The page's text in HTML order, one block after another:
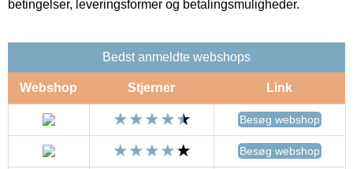
betingelser, leveringsformer og betalingsmuligheder.
Bedst anmeldte webshops
Webshop Stjerner Link
Besøg webshop
Besøg webshop